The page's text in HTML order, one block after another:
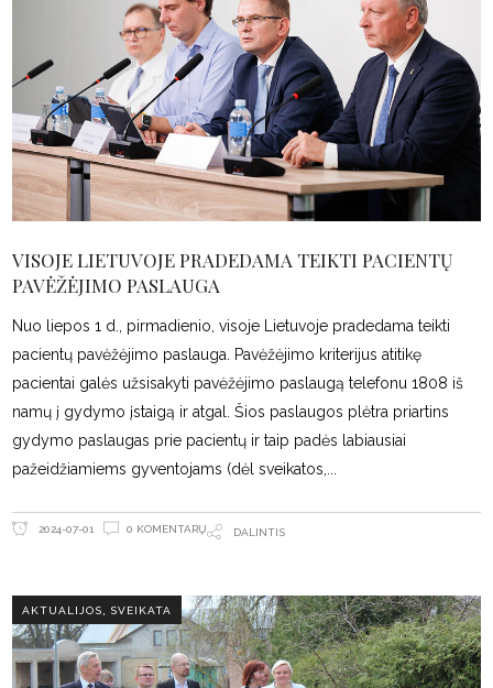
VISOJE LIETUVOJE PRADEDAMA TEIKTI PACIENTŲ
PAVĖŽĖJIMO PASLAUGA
Nuo liepos 1 d., pirmadienio, visoje Lietuvoje pradedama teikti
pacientų pavėžėjimo paslauga. Pavėžėjimo kriterijus atitikę
pacientai galės užsisakyti pavėžėjimo paslaugą telefonu 1808 iš
namų į gydymo įstaigą ir atgal. Šios paslaugos plėtra priartins
gydymo paslaugas prie pacientų ir taip padės labiausiai
pažeidžiamiems gyventojams (dėl sveikatos,
2024-07-01 0 KOMENTARŲ DALINTIS
AKTUALIJOS SVEIKATA